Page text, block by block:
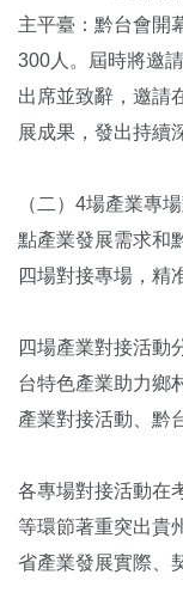
主平臺：黔台會開
300人。屆時將邀
出席並致辭，邀請
展成果，發出持續
（二）4場產業專
點產業發展需求和
四場對接專場，精
四場產業對接活動
台特色產業助力鄉
產業對接活動、黔
各專場對接活動在
等環節著重突出貴
省產業發展實際、